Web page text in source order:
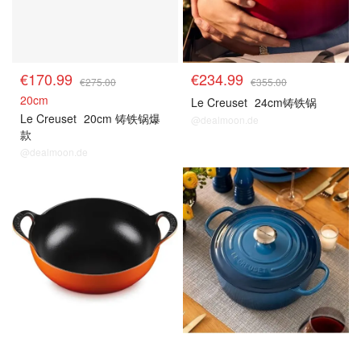
€170.99 €275.00
20cm
Le Creuset 20cm 铸铁锅爆
款
@dealmoon.de
€234.99 €355.00
Le Creuset 24cm铸铁锅
@dealmoon.de